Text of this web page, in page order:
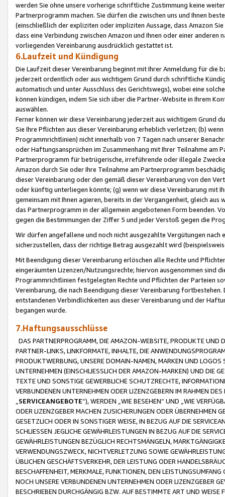
werden Sie ohne unsere vorherige schriftliche Zustimmung keine
Partnerprogramm machen. Sie dürfen die zwischen uns und Ihnen
(einschließlich der expliziten oder impliziten Aussage, dass Amazon
dass eine Verbindung zwischen Amazon und Ihnen oder einer
vorliegenden Vereinbarung ausdrücklich gestattet ist.
6.Laufzeit und Kündigung
Die Laufzeit dieser Vereinbarung beginnt mit Ihrer Anmeldung für die
jederzeit ordentlich oder aus wichtigem Grund durch schriftliche
automatisch und unter Ausschluss des Gerichtswegs), wobei eine
können kündigen, indem Sie sich über die Partner-Website in Ihrem
auswählen.
Ferner können wir diese Vereinbarung jederzeit aus wichtigem Grund
Sie Ihre Pflichten aus dieser Vereinbarung erheblich verletzen; (b)
Programmrichtlinien) nicht innerhalb von 7 Tagen nach unserer
oder Haftungsansprüchen im Zusammenhang mit Ihrer Teilnahme am
Partnerprogramm für betrügerische, irreführende oder illegale
Amazon durch Sie oder Ihre Teilnahme am Partnerprogramm
dieser Vereinbarung oder den gemäß dieser Vereinbarung von den
oder künftig unterliegen könnte; (g) wenn wir diese Vereinbarung mit
gemeinsam mit Ihnen agieren, bereits in der Vergangenheit, gleich
das Partnerprogramm in der allgemein angebotenen Form beenden.
gegen die Bestimmungen der Ziffer 5 und jeder Verstoß gegen die
Wir dürfen angefallene und noch nicht ausgezahlte Vergütungen
sicherzustellen, dass der richtige Betrag ausgezahlt wird
Mit Beendigung dieser Vereinbarung erlöschen alle Rechte und
eingeräumten Lizenzen/Nutzungsrechte; hiervon ausgenommen sind
Programmrichtlinien festgelegten Rechte und Pflichten der Parteien
Vereinbarung, die nach Beendigung dieser Vereinbarung
entstandenen Verbindlichkeiten aus dieser Vereinbarung und der
begangen wurde.
7.Haftungsausschlüsse
DAS PARTNERPROGRAMM, DIE AMAZON-WEBSITE, PRODUKTE UND
PARTNER-LINKS, LINKFORMATE, INHALTE, DIE
PRODUKTWERBUNG, UNSERE DOMAIN-NAMEN, MARKEN UND
UNTERNEHMEN (EINSCHLIESSLICH DER AMAZON-MARKEN) UND DIE
TEXTE UND SONSTIGE GEWERBLICHE SCHUTZRECHTE,
VERBUNDENEN UNTERNEHMEN ODER LIZENZGEBERN IM RAHMEN
SERVICEANGEBOTE“), WERDEN „WIE BESEHEN“ UND „WIE
ODER LIZENZGEBER MACHEN ZUSICHERUNGEN ODER ÜBERNEHMEN
GESETZLICH ODER IN SONSTIGER WEISE, IN BEZUG AUF DIE
SCHLIESSEN JEGLICHE GEWÄHRLEISTUNGEN IN BEZUG AUF DIE
GEWÄHRLEISTUNGEN BEZÜGLICH RECHTSMÄNGELN,
VERWENDUNGSZWECK, NICHTVERLETZUNG SOWIE
ÜBLICHEN GESCHÄFTSVERKEHR, DER LEISTUNG ODER
BESCHAFFENHEIT, MERKMALE, FUNKTIONEN, DEN
NOCH UNSERE VERBUNDENEN UNTERNEHMEN ODER LIZENZGEBER
BESCHRIEBEN DURCHGÄNGIG BZW. AUF BESTIMMTE ART UND